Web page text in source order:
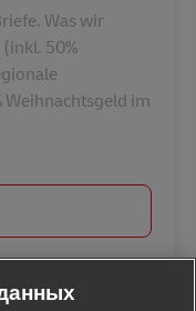
Was wir
50%
im